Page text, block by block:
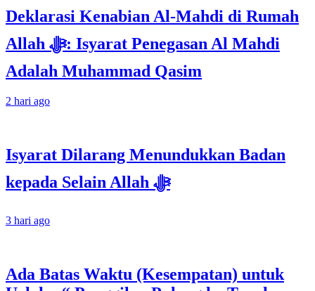
Deklarasi Kenabian Al-Mahdi di Rumah
Allah ﷻ: Isyarat Penegasan Al Mahdi
Adalah Muhammad Qasim
2 hari ago
Isyarat Dilarang Menundukkan Badan
kepada Selain Allah ﷻ
3 hari ago
Ada Batas Waktu (Kesempatan) untuk